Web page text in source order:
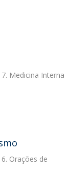
Medicina Interna
Orações de